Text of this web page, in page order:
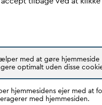
med at gøre hjemmeside
optimalt uden disse
hjemmesidens ejer med at
med hjemmesiden.